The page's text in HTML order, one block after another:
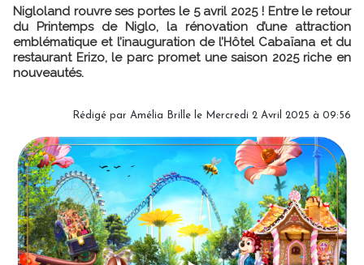
Nigloland rouvre ses portes le 5 avril 2025 ! Entre le retour
du Printemps de Niglo, la rénovation d’une attraction
emblématique et l’inauguration de l’Hôtel Cabaïana et du
restaurant Erizo, le parc promet une saison 2025 riche en
nouveautés.
Rédigé par Amélia Brille le Mercredi 2 Avril 2025 à 09:56